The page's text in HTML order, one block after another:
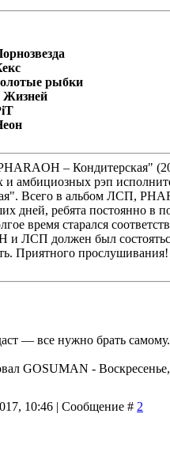
рыбки
Жизней
– Кондитерская"
и амбициозных рэп
Всего в альбом ЛСП,
дней, ребята постоянно в
время старался
ЛСП должен был
Приятного прослушивания!
— все нужно брать
GOSUMAN -
10:46 | Сообщение # 2